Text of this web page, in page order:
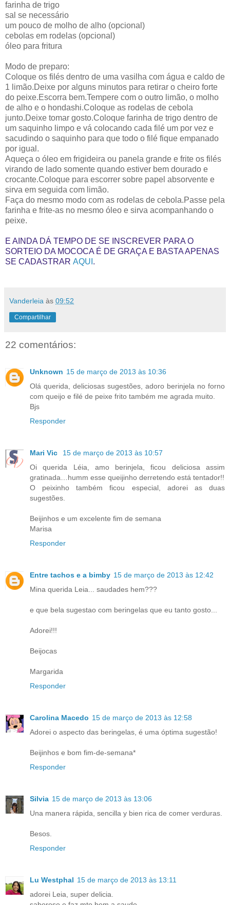
farinha de trigo
sal se necessário
um pouco de molho de alho (opcional)
cebolas em rodelas (opcional)
óleo para fritura
Modo de preparo:
Coloque os filés dentro de uma vasilha com água e caldo de
1 limão.Deixe por alguns minutos para retirar o cheiro forte
do peixe.Escorra bem.Tempere com o outro limão, o molho
de alho e o hondashi.Coloque as rodelas de cebola
junto.Deixe tomar gosto.Coloque farinha de trigo dentro de
um saquinho limpo e vá colocando cada filé um por vez e
sacudindo o saquinho para que todo o filé fique empanado
por igual.
Aqueça o óleo em frigideira ou panela grande e frite os filés
virando de lado somente quando estiver bem dourado e
crocante.Coloque para escorrer sobre papel absorvente e
sirva em seguida com limão.
Faça do mesmo modo com as rodelas de cebola.Passe pela
farinha e frite-as no mesmo óleo e sirva acompanhando o
peixe.
E AINDA DÁ TEMPO DE SE INSCREVER PARA O
SORTEIO DA MOCOCA É DE GRAÇA E BASTA APENAS
SE CADASTRAR AQUI .
Vanderleia às 09:52
Compartilhar
22 comentários:
Unknown 15 de março de 2013 às 10:36
Olá querida, deliciosas sugestões, adoro berinjela no forno
com queijo e filé de peixe frito também me agrada muito.
Bjs
Responder
Mari Vic
15 de março de 2013 às 10:57
Oi querida Léia, amo berinjela, ficou deliciosa assim
gratinada…humm esse queijinho derretendo está tentador!!
O peixinho também ficou especial, adorei as duas
sugestões.
Beijinhos e um excelente fim de semana
Marisa
Responder
Entre tachos e a bimby 15 de março de 2013 às 12:42
Mina querida Leia... saudades hem???
e que bela sugestao com beringelas que eu tanto gosto...
Adorei!!!
Beijocas
Margarida
Responder
Carolina Macedo 15 de março de 2013 às 12:58
Adorei o aspecto das beringelas, é uma óptima sugestão!
Beijinhos e bom fim-de-semana*
Responder
Silvia 15 de março de 2013 às 13:06
Una manera rápida, sencilla y bien rica de comer verduras.
Besos.
Responder
Lu Westphal 15 de março de 2013 às 13:11
adorei Leia, super delicia.